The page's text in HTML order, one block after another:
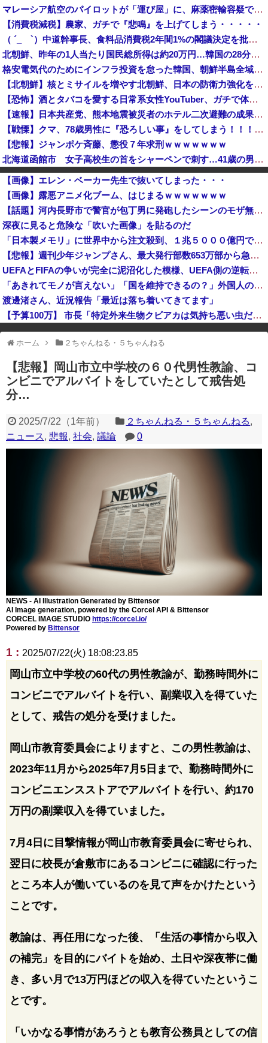
マレーシア航空のパイロットが「運び屋」に、麻薬密輸容疑で拘束…最高刑は死刑！
【消費税減税】農家、ガチで『悲鳴』を上げてしまう・・・・・
（ ´_ゝ`）中道幹事長、食料品消費税2年間1%の閣議決定を批判 → 記者「中道改革連合は食料品消費税ゼロを公約に掲げていたが？」→ 階猛氏「
北朝鮮、昨年の1人当たり国民総所得は約20万円…韓国の28分の1！
格安電気代のためにインフラ投資を怠った韓国、朝鮮半島全域を猛暑が直撃してしまった結果……
【北朝鮮】核とミサイルを増やす北朝鮮、日本の防衛力強化を見て突然「平和」を語り始める
【恐怖】酒とタバコを愛する日常系女性YouTuber、ガチで体が終わる・・・
【速報】日本共産党、熊本地震被災者のホテル二次避難の成果はウチだとアレオレ詐欺をはじめる
【戦慄】クマ、78歳男性に『恐ろしい事』をしてしまう！！！！！！！
【悲報】ジャンポケ斉藤、懲役７年求刑ｗｗｗｗｗｗｗ
北海道函館市 女子高校生の首をシャーペンで刺す…41歳の男を現行犯逮捕 面識なし [8/5]
各社のAI、続々と暴走 勝手に人間のフリをしてサイバー攻撃を仕掛ける事件が相次ぐ
フェミさん「女性視点の避難所を提言します」
【画像】エレン・ベーカー先生で抜いてしまった・・・
【画像】露悪アニメ化ブーム、はじまるｗｗｗｗｗｗｗ
【話題】河内長野市で警官が包丁男に発砲したシーンのモザ無し映像が公開される。
深夜に見ると危険な「吹いた画像」を貼るのだ
「日本製メモリ」に世界中から注文殺到、１兆５０００億円で工場増築へ
【悲報】週刊少年ジャンプさん、最大発行部数653万部から急降下でついに100万部を割ってしまう
UEFAとFIFAの争いが完全に泥沼化した模様、UEFA側の逆転敗北すらあり得るような情勢に……
「あきれてモノが言えない」「国を維持できるの？」外国人の永住許可要件の厳格化で在日中国人の本音は？
渡邊渚さん、近況報告「最近は落ち着いてきてます」
【予算100万】 市長「特定外来生物クビアカは気持ち悪い虫だしそんな需要ないと思う」1匹300円相当の報奨金→初日に42万取られ焦り
※アドブロック等の広告非表示プラグインやアドオンを利用している場合、
一部のコンテンツが表示されなくなったり、サイト全体のレイアウトが崩れ
たりする場合があります。
ホーム ２ちゃんねる・５ちゃんねる
【悲報】岡山市立中学校の６０代男性教諭、コ
ンビニでアルバイトをしていたとして戒告処
分…
2025/7/22 （1年前） ２ちゃんねる・５ちゃんねる,
ニュース, 悲報, 社会, 議論 0
NEWS - AI Illustration Generated by Bittensor
AI Image generation, powered by the Corcel API & Bittensor
CORCEL IMAGE STUDIO https://corcel.io/
Powered by Bittensor
1 : 2025/07/22(火) 18:08:23.85
岡山市立中学校の60代の男性教諭が、勤務時間外に
コンビニでアルバイトを行い、副業収入を得ていた
として、戒告の処分を受けました。
岡山市教育委員会によりますと、この男性教諭は、
2023年11月から2025年7月5日まで、勤務時間外に
コンビニエンスストアでアルバイトを行い、約170
万円の副業収入を得ていました。
7月4日に目撃情報が岡山市教育委員会に寄せられ、
翌日に校長が倉敷市にあるコンビニに確認に行った
ところ本人が働いているのを見て声をかけたという
ことです。
教諭は、再任用になった後、「生活の事情から収入
の補完」を目的にバイトを始め、土日や深夜帯に働
き、多い月で13万円ほどの収入を得ていたというこ
とです。
「いかなる事情があろうとも教育公務員としての信